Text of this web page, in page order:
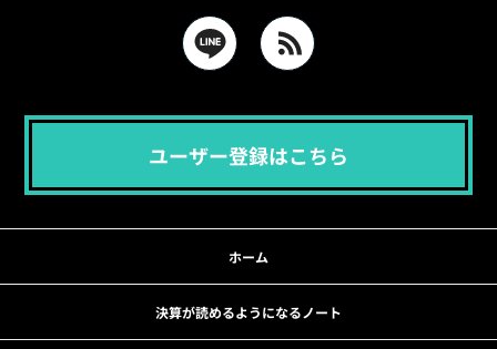
ユーザー登録はこちら
ホーム
決算が読めるようになるノート